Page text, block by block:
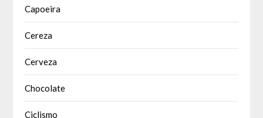
Capoeira
Cereza
Cerveza
Chocolate
Ciclismo